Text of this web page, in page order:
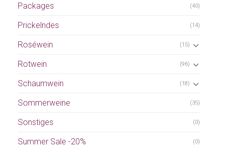
Packages (40)
Prickelndes (14)
Roséwein (15)
Rotwein (96)
Schaumwein (18)
Sommerweine (35)
Sonstiges (0)
Summer Sale -20% (0)